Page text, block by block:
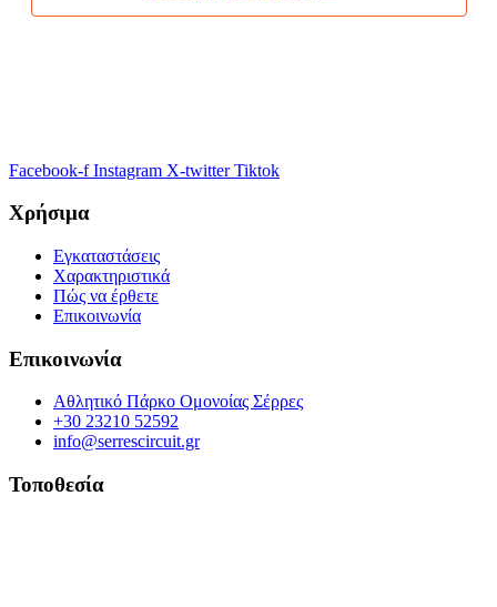
Facebook-f Instagram X-twitter Tiktok
Χρήσιμα
Εγκαταστάσεις
Χαρακτηριστικά
Πώς να έρθετε
Επικοινωνία
Επικοινωνία
Αθλητικό Πάρκο Ομονοίας Σέρρες
+30 23210 52592
info@serrescircuit.gr
Τοποθεσία